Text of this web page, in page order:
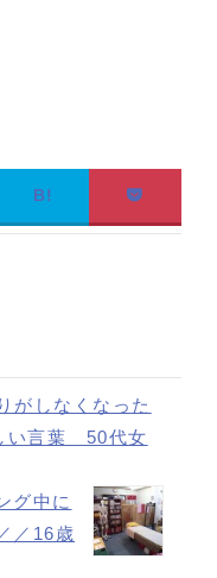
B!
がしなくなった
い言葉 50代女
グ中に
／16歳